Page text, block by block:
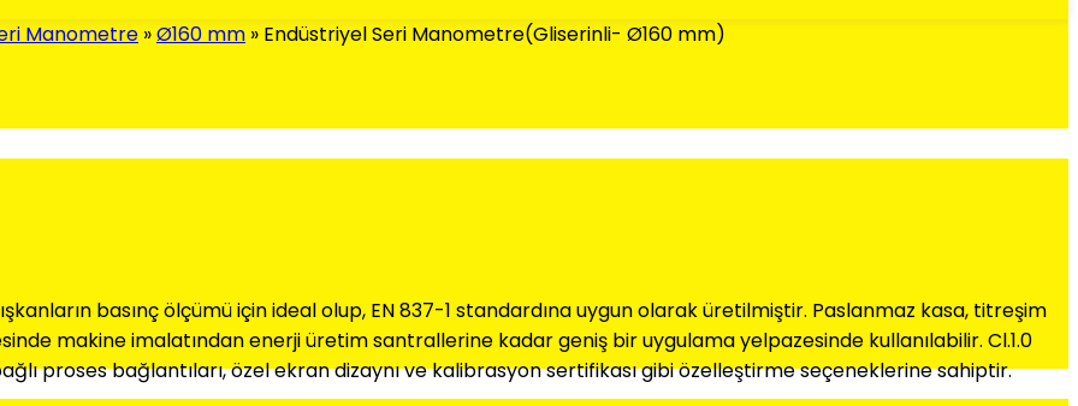
Manometre »Ø160 mm » Endüstriyel Seri Manometre(Gliserinli- Ø160 mm)
basınç ölçümü için ideal olup, EN 837-1 standardına uygun olarak üretilmiştir. Paslanmaz kasa, titreşim
makine imalatından enerji üretim santrallerine kadar geniş bir uygulama yelpazesinde kullanılabilir. Cl.1.0
proses bağlantıları, özel ekran dizaynı ve kalibrasyon sertifikası gibi özelleştirme seçeneklerine sahiptir.